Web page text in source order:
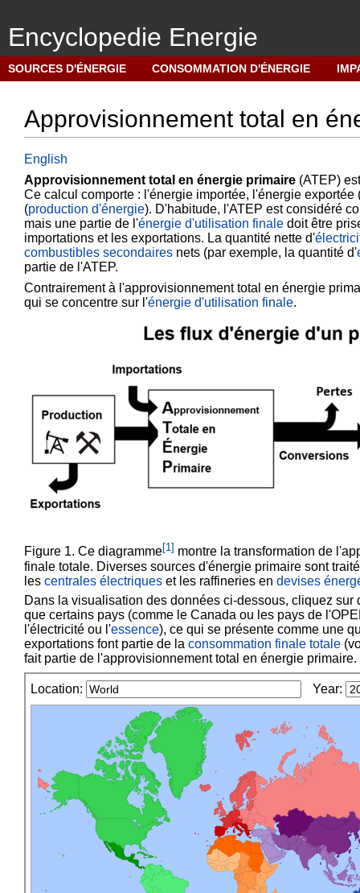
Encyclopedie Energie
M
e
SOURCES D'ÉNERGIE CONSOMMATION D'ÉNERGIE
Approvisionnement total en
English
Approvisionnement total en énergie primaire (ATEP)
Ce calcul comporte : l'énergie importée, l'énergie exportée
(production d'énergie). D'habitude, l'ATEP est considéré
mais une partie de l'énergie d'utilisation finale doit être
importations et les exportations. La quantité nette d'
combustibles secondaires nets (par exemple, la quantité d'
partie de l'ATEP.
Contrairement à l'approvisionnement total en énergie
qui se concentre sur l'énergie d'utilisation finale.
Figure 1. Ce diagramme[1] montre la transformation de
finale totale. Diverses sources d'énergie primaire sont
les centrales électriques et les raffineries en devises
Dans la visualisation des données ci-dessous, cliquez
que certains pays (comme le Canada ou les pays de l'
l'électricité ou l'essence), ce qui se présente comme une
exportations font partie de la consommation finale totale
fait partie de l'approvisionnement total en énergie primaire.